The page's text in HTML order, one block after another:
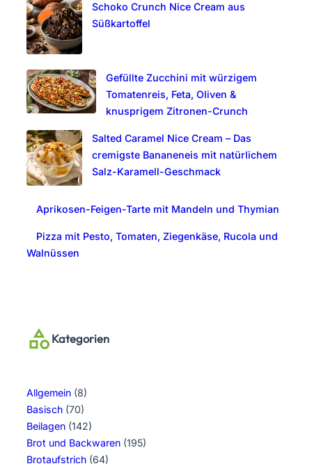
h
Schoko Crunch Nice Cream aus
Süßkartoffel
Gefüllte Zucchini mit würzigem
Tomatenreis, Feta, Oliven &
knusprigem Zitronen-Crunch
Salted Caramel Nice Cream – Das
cremigste Bananeneis mit natürlichem
Salz-Karamell-Geschmack
Aprikosen-Feigen-Tarte mit Mandeln und Thymian
Pizza mit Pesto, Tomaten, Ziegenkäse, Rucola und
Walnüssen
Kategorien
Allgemein (8)
Basisch (70)
Beilagen (142)
Brot und Backwaren (195)
Brotaufstrich (64)